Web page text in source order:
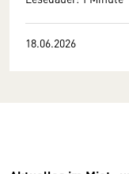
18.06.2026